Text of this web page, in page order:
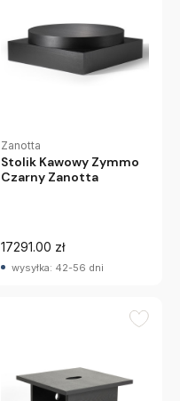
Zanotta
Stolik Kawowy Zymmo
Czarny Zanotta
17291.00 zł
wysyłka: 42-56 dni